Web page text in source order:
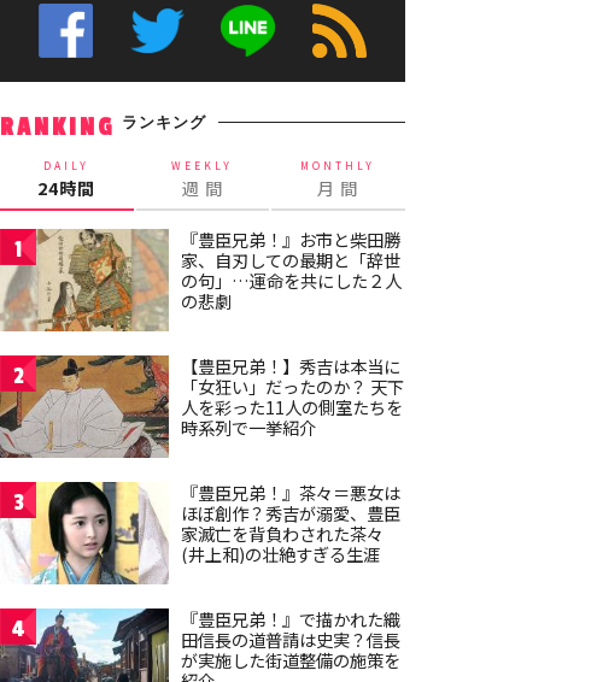
RANKING ランキング
DAILY
24時間
WEEKLY
週 間
MONTHLY
月 間
1
『豊臣兄弟！』お市と柴田勝
家、自刃しての最期と「辞世
の句」…運命を共にした２人
の悲劇
2
【豊臣兄弟！】秀吉は本当に
「女狂い」だったのか？ 天下
人を彩った11人の側室たちを
時系列で一挙紹介
3
『豊臣兄弟！』茶々＝悪女は
ほぼ創作？秀吉が溺愛、豊臣
家滅亡を背負わされた茶々
(井上和)の壮絶すぎる生涯
4
『豊臣兄弟！』で描かれた織
田信長の道普請は史実？信長
が実施した街道整備の施策を